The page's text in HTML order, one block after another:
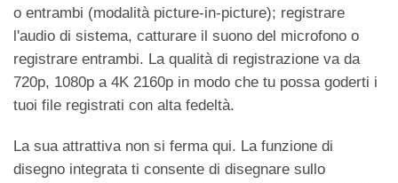
o entrambi (modalità picture-in-picture); registrare
l'audio di sistema, catturare il suono del microfono o
registrare entrambi. La qualità di registrazione va da
720p, 1080p a 4K 2160p in modo che tu possa goderti i
tuoi file registrati con alta fedeltà.
La sua attrattiva non si ferma qui. La funzione di
disegno integrata ti consente di disegnare sullo